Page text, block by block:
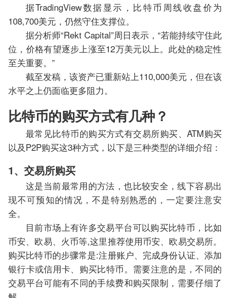
据TradingView数据显示，比特币周线收盘价为
108,700美元，仍然守住支撑位。
据分析师“Rekt Capital”周日表示，“若能持续守住此
位，价格有望逐步上涨至12万美元以上。此处的稳定性
至关重要。”
截至发稿，该资产已重新站上110,000美元，但在该
水平之上仍面临更多阻力。
比特币的购买方式有几种？
最常见比特币的购买方式有交易所购买、ATM购买
以及P2P购买这3种方式，以下是三种类型的详细介绍：
1、交易所购买
这是当前最常用的方法，也比较安全，线下容易出
现不可预知的情况，不是特别熟悉的，一定要注意安
全。
目前市场上有许多交易平台可以购买比特币，比如
币安、欧易、火币等,这里推荐使用币安、欧易交易所。
购买比特币的步骤常是:注册账户、完成身份认证、添加
银行卡或信用卡、购买比特币。需要注意的是，不同的
交易平台可能有不同的手续费和购买限制，需要仔细了